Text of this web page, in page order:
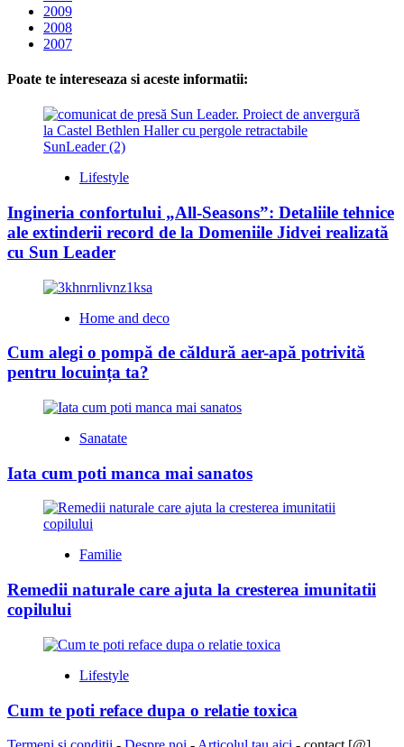
2009
2008
2007
Poate te intereseaza si aceste informatii:
Lifestyle
Ingineria confortului „All-Seasons”: Detaliile tehnice
ale extinderii record de la Domeniile Jidvei realizată
cu Sun Leader
Home and deco
Cum alegi o pompă de căldură aer-apă potrivită
pentru locuința ta?
Sanatate
Iata cum poti manca mai sanatos
Familie
Remedii naturale care ajuta la cresterea imunitatii
copilului
Lifestyle
Cum te poti reface dupa o relatie toxica